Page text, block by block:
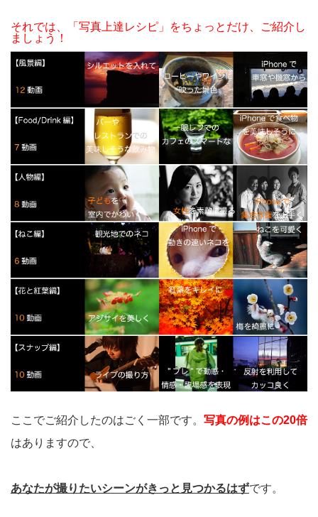
それでは、「写真上達レシピ」をちょっとだけ、ご紹介し
ましょう！
ここでご紹介したのはごく一部です。 写真の例はこの20倍
はありますので、
あなたが撮りたいシーンがきっと見つかるはずです。